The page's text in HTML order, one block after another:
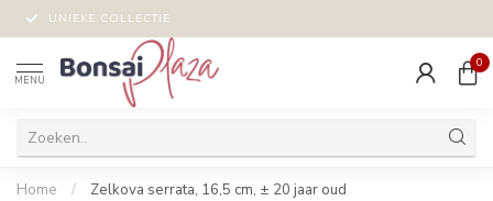
UNIEKE COLLECTIE
MENU
0
Home / Zelkova serrata, 16,5 cm, ± 20 jaar oud